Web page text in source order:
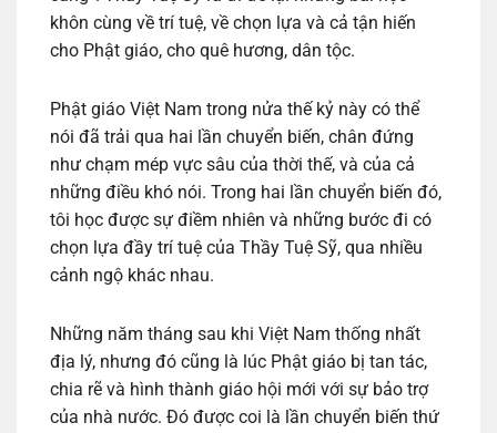
khôn cùng về trí tuệ, về chọn lựa và cả tận hiến
cho Phật giáo, cho quê hương, dân tộc.
Phật giáo Việt Nam trong nửa thế kỷ này có thể
nói đã trải qua hai lần chuyển biến, chân đứng
như chạm mép vực sâu của thời thế, và của cả
những điều khó nói. Trong hai lần chuyển biến đó,
tôi học được sự điềm nhiên và những bước đi có
chọn lựa đầy trí tuệ của Thầy Tuệ Sỹ, qua nhiều
cảnh ngộ khác nhau.
Những năm tháng sau khi Việt Nam thống nhất
địa lý, nhưng đó cũng là lúc Phật giáo bị tan tác,
chia rẽ và hình thành giáo hội mới với sự bảo trợ
của nhà nước. Đó được coi là lần chuyển biến thứ